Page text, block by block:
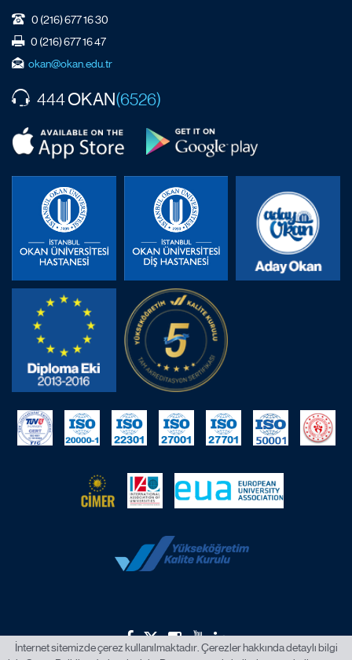
0 (216) 677 16 30
0 (216) 677 16 47
okan@okan.edu.tr
444OKAN(6526)
İnternet sitemizde çerez kullanılmaktadır. Çerezler hakkında detaylı bilgi